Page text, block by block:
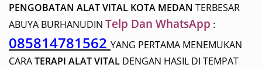
PENGOBATAN ALAT VITAL KOTA MEDAN TERBESAR
ABUYA BURHANUDIN Telp Dan WhatsApp :
085814781562 YANG PERTAMA MENEMUKAN
CARATERAPI ALAT VITAL DENGAN HASIL DI TEMPAT